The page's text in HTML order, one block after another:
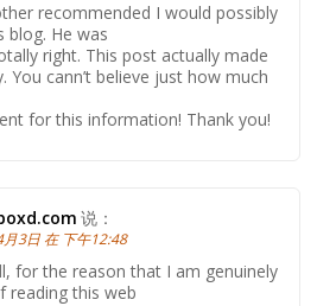
recommended I would possibly
blog. He was
right. This post actually made
You cann’t believe just how much
for this information! Thank you!
说：
3日 在 下午12:48
for the reason that I am genuinely
reading this web